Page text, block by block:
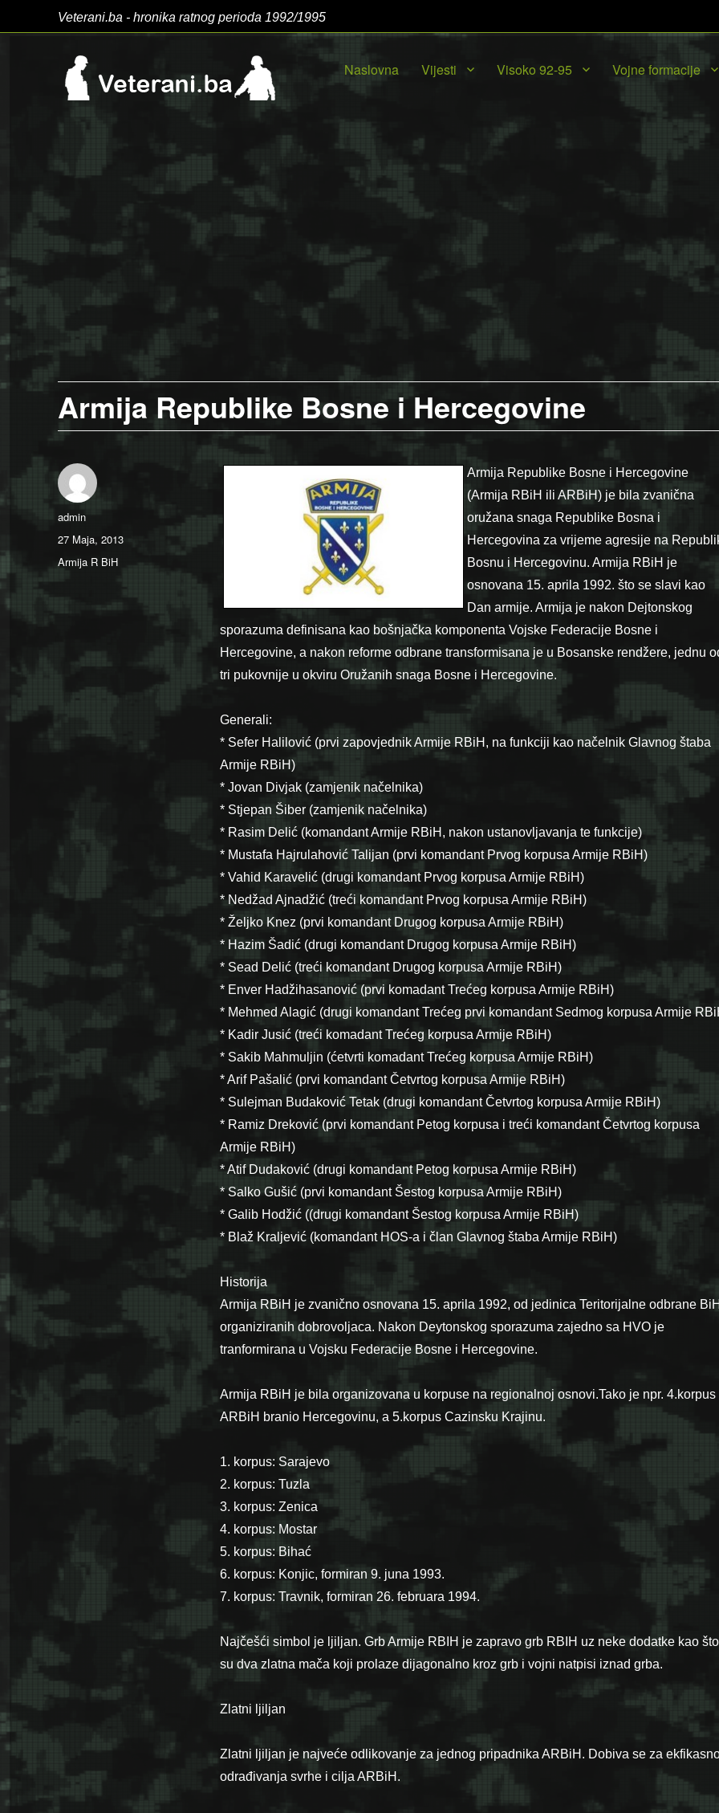
Veterani.ba - hronika ratnog perioda 1992/1995
Naslovna Vijesti Visoko 92-95 Vojne formacije
Armija Republike Bosne i Hercegovine
Armija Republike Bosne i Hercegovine
(Armija RBiH ili ARBiH) je bila zvanična
oružana snaga Republike Bosna i
Hercegovina za vrijeme agresije na
Bosnu i Hercegovinu. Armija RBiH je
osnovana 15. aprila 1992. što se slavi kao
Dan armije. Armija je nakon Dejtonskog
sporazuma definisana kao bošnjačka komponenta Vojske Federacije Bosne i
Hercegovine, a nakon reforme odbrane transformisana je u Bosanske rendžere, jednu
tri pukovnije u okviru Oružanih snaga Bosne i Hercegovine.
Generali:
* Sefer Halilović (prvi zapovjednik Armije RBiH, na funkciji kao načelnik Glavnog štaba
Armije RBiH)
* Jovan Divjak (zamjenik načelnika)
* Stjepan Šiber (zamjenik načelnika)
* Rasim Delić (komandant Armije RBiH, nakon ustanovljavanja te funkcije)
* Mustafa Hajrulahović Talijan (prvi komandant Prvog korpusa Armije RBiH)
* Vahid Karavelić (drugi komandant Prvog korpusa Armije RBiH)
* Nedžad Ajnadžić (treći komandant Prvog korpusa Armije RBiH)
* Željko Knez (prvi komandant Drugog korpusa Armije RBiH)
* Hazim Šadić (drugi komandant Drugog korpusa Armije RBiH)
* Sead Delić (treći komandant Drugog korpusa Armije RBiH)
* Enver Hadžihasanović (prvi komadant Trećeg korpusa Armije RBiH)
* Mehmed Alagić (drugi komandant Trećeg prvi komandant Sedmog korpusa Armije
* Kadir Jusić (treći komadant Trećeg korpusa Armije RBiH)
* Sakib Mahmuljin (ćetvrti komadant Trećeg korpusa Armije RBiH)
* Arif Pašalić (prvi komandant Četvrtog korpusa Armije RBiH)
* Sulejman Budaković Tetak (drugi komandant Četvrtog korpusa Armije RBiH)
* Ramiz Dreković (prvi komandant Petog korpusa i treći komandant Četvrtog korpusa
Armije RBiH)
* Atif Dudaković (drugi komandant Petog korpusa Armije RBiH)
* Salko Gušić (prvi komandant Šestog korpusa Armije RBiH)
* Galib Hodžić ((drugi komandant Šestog korpusa Armije RBiH)
* Blaž Kraljević (komandant HOS-a i član Glavnog štaba Armije RBiH)
Historija
Armija RBiH je zvanično osnovana 15. aprila 1992, od jedinica Teritorijalne odbrane
organiziranih dobrovoljaca. Nakon Deytonskog sporazuma zajedno sa HVO je
tranformirana u Vojsku Federacije Bosne i Hercegovine.
Armija RBiH je bila organizovana u korpuse na regionalnoj osnovi.Tako je npr. 4.korpus
ARBiH branio Hercegovinu, a 5.korpus Cazinsku Krajinu.
1. korpus: Sarajevo
2. korpus: Tuzla
3. korpus: Zenica
4. korpus: Mostar
5. korpus: Bihać
6. korpus: Konjic, formiran 9. juna 1993.
7. korpus: Travnik, formiran 26. februara 1994.
Najčešći simbol je ljiljan. Grb Armije RBIH je zapravo grb RBIH uz neke dodatke kao što
su dva zlatna mača koji prolaze dijagonalno kroz grb i vojni natpisi iznad grba.
Zlatni ljiljan
Zlatni ljiljan je najveće odlikovanje za jednog pripadnika ARBiH. Dobiva se za
odrađivanja svrhe i cilja ARBiH.
Author
admin
Posted
on
27 Maja, 2013
Categories
Armija R BiH